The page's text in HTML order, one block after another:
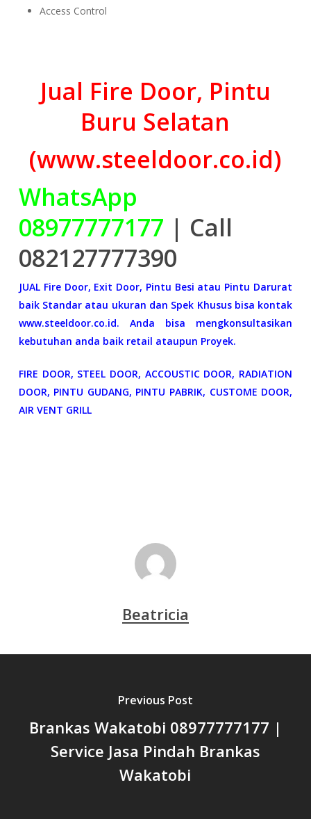
Access Control
Jual Fire Door, Pintu
Buru Selatan
(www.steeldoor.co.id)
WhatsApp
08977777177 | Call
082127777390
JUAL Fire Door, Exit Door, Pintu Besi atau Pintu Darurat
baik Standar atau ukuran dan Spek Khusus bisa kontak
www.steeldoor.co.id. Anda bisa mengkonsultasikan
kebutuhan anda baik retail ataupun Proyek.
FIRE DOOR, STEEL DOOR, ACCOUSTIC DOOR, RADIATION
DOOR, PINTU GUDANG, PINTU PABRIK, CUSTOME DOOR,
AIR VENT GRILL
Beatricia
Previous Post
Brankas Wakatobi 08977777177 |
Service Jasa Pindah Brankas
Wakatobi